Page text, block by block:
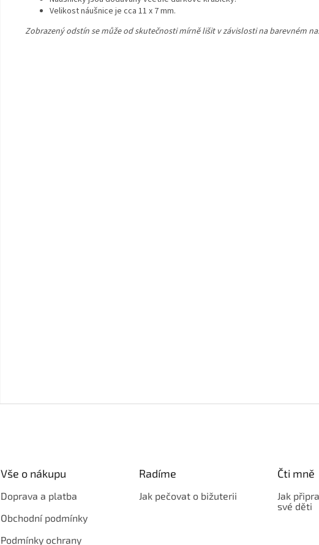
Velikost náušnice je cca 11 x 7 mm.
Zobrazený odstín se může od skutečnosti mírně lišit v závislosti na barevném
Vše o nákupu
Doprava a platba
Obchodní podmínky
Podmínky ochrany
Radíme
Jak pečovat o bižuterii
Čti mně
Jak
své děti